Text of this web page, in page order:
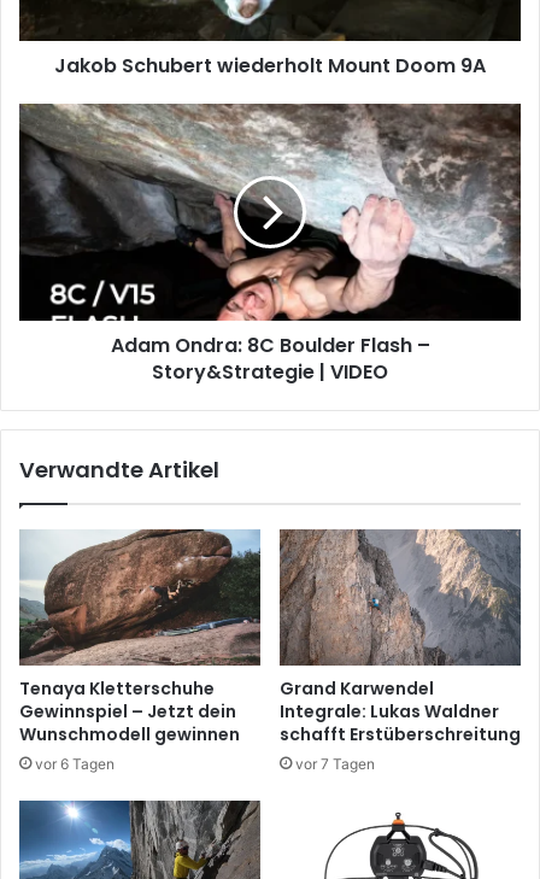
Jakob Schubert wiederholt Mount Doom 9A
Adam
Ondra:
8C
Boulder
Flash
–
VIDEO
Adam Ondra: 8C Boulder Flash –
Story&Strategie | VIDEO
Verwandte Artikel
Tenaya Kletterschuhe
Gewinnspiel – Jetzt dein
Wunschmodell gewinnen
vor 6 Tagen
Grand Karwendel
Integrale: Lukas Waldner
schafft Erstüberschreitung
vor 7 Tagen